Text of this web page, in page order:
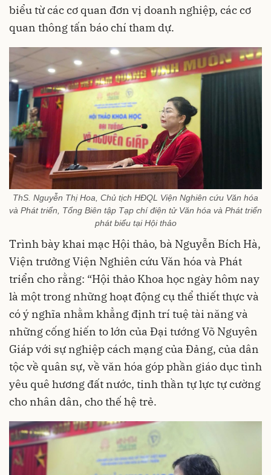
biểu từ các cơ quan đơn vị doanh nghiệp, các cơ
quan thông tấn báo chí tham dự.
ThS. Nguyễn Thị Hoa, Chủ tịch HĐQL Viện Nghiên cứu Văn hóa
và Phát triển, Tổng Biên tập Tạp chí điện tử Văn hóa và Phát triển
phát biểu tại Hội thảo
Trình bày khai mạc Hội thảo, bà Nguyễn Bích Hà,
Viện trưởng Viện Nghiên cứu Văn hóa và Phát
triển cho rằng: “Hội thảo Khoa học ngày hôm nay
là một trong những hoạt động cụ thể thiết thực và
có ý nghĩa nhằm khẳng định trí tuệ tài năng và
những cống hiến to lớn của Đại tướng Võ Nguyên
Giáp với sự nghiệp cách mạng của Đảng, của dân
tộc về quân sự, về văn hóa góp phần giáo dục tình
yêu quê hương đất nước, tinh thần tự lực tự cường
cho nhân dân, cho thế hệ trẻ.